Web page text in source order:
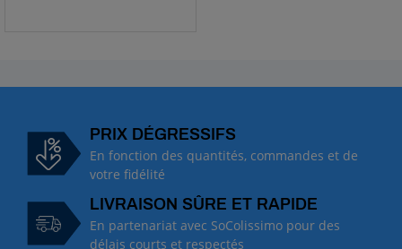
PRIX DÉGRESSIFS
En fonction des quantités, commandes et de
votre fidélité
LIVRAISON SÛRE ET RAPIDE
En partenariat avec SoColissimo pour des
délais courts et respectés